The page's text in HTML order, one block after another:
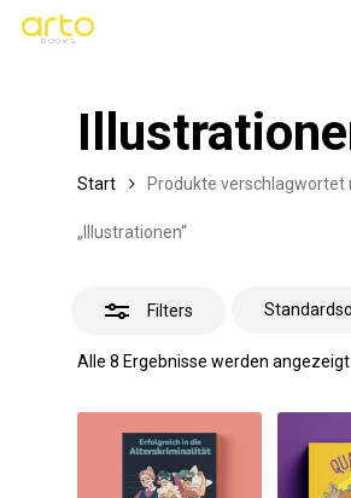
Skip
Start Produkte verschlagwortet
„Illustrationen“
Filters
Alle 8 Ergebnisse werden angezeigt